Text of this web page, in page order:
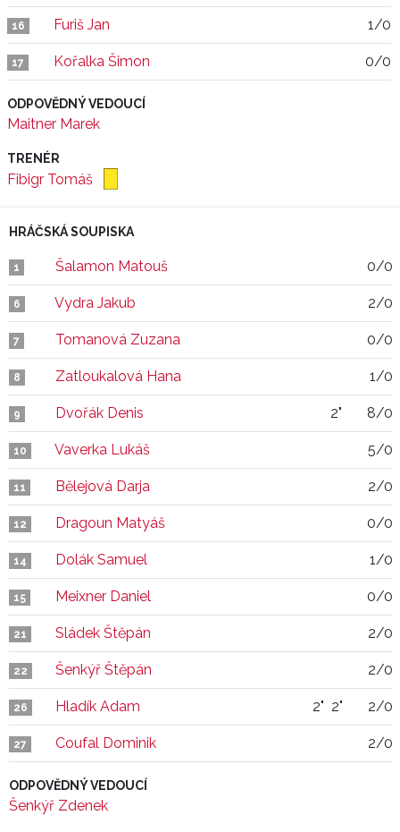
16 Furiš Jan 1/0
17 Kořalka Šimon 0/0
ODPOVĚDNÝ VEDOUCÍ
Maitner Marek
TRENÉR
Fibigr Tomáš
HRÁČSKÁ SOUPISKA
1 Šalamon Matouš 0/0
6 Vydra Jakub 2/0
7 Tomanová Zuzana 0/0
8 Zatloukalová Hana 1/0
9 Dvořák Denis 2" 8/0
10 Vaverka Lukáš 5/0
11 Bělejová Darja 2/0
12 Dragoun Matyáš 0/0
14 Dolák Samuel 1/0
15 Meixner Daniel 0/0
21 Sládek Štěpán 2/0
22 Šenkýř Štěpán 2/0
26 Hladík Adam 2" 2" 2/0
27 Coufal Dominik 2/0
ODPOVĚDNÝ VEDOUCÍ
Šenkýř Zdenek